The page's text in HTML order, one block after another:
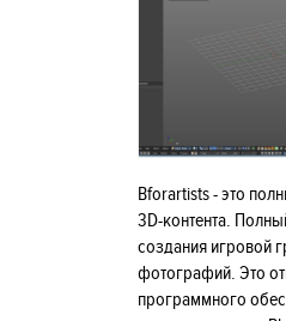
Bforartists - это
3D-контента.
создания игровой
фотографий. Это
программного